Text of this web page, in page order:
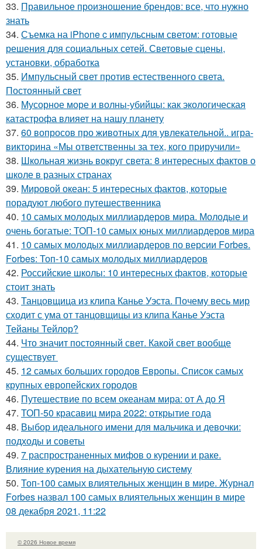
33. Правильное произношение брендов: все, что нужно
знать
34. Съемка на iPhone c импульсным светом: готовые
решения для социальных сетей. Световые сцены,
установки, обработка
35. Импульсный свет против естественного света.
Постоянный свет
36. Мусорное море и волны-убийцы: как экологическая
катастрофа влияет на нашу планету
37. 60 вопросов про животных для увлекательной.. игра-
викторина «Мы ответственны за тех, кого приручили»
38. Школьная жизнь вокруг света: 8 интересных фактов о
школе в разных странах
39. Мировой океан: 5 интересных фактов, которые
порадуют любого путешественника
40. 10 самых молодых миллиардеров мира. Молодые и
очень богатые: ТОП-10 самых юных миллиардеров мира
41. 10 самых молодых миллиардеров по версии Forbes.
Forbes: Топ-10 самых молодых миллиардеров
42. Российские школы: 10 интересных фактов, которые
стоит знать
43. Танцовщица из клипа Канье Уэста. Почему весь мир
сходит с ума от танцовщицы из клипа Канье Уэста
Тейаны Тейлор?
44. Что значит постоянный свет. Какой свет вообще
существует
45. 12 самых больших городов Европы. Список самых
крупных европейских городов
46. Путешествие по всем океанам мира: от А до Я
47. ТОП-50 красавиц мира 2022: открытие года
48. Выбор идеального имени для мальчика и девочки:
подходы и советы
49. 7 распространенных мифов о курении и раке.
Влияние курения на дыхательную систему
50. Топ-100 самых влиятельных женщин в мире. Журнал
Forbes назвал 100 самых влиятельных женщин в мире
08 декабря 2021, 11:22
© 2026 Новое время